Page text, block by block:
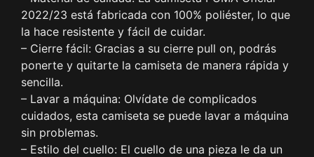
2022/23 está fabricada con 100% poliéster, lo que
la hace resistente y fácil de cuidar.
– Cierre fácil: Gracias a su cierre pull on, podrás
ponerte y quitarte la camiseta de manera rápida y
sencilla.
– Lavar a máquina: Olvídate de complicados
cuidados, esta camiseta se puede lavar a máquina
sin problemas.
– Estilo del cuello: El cuello de una pieza le da un